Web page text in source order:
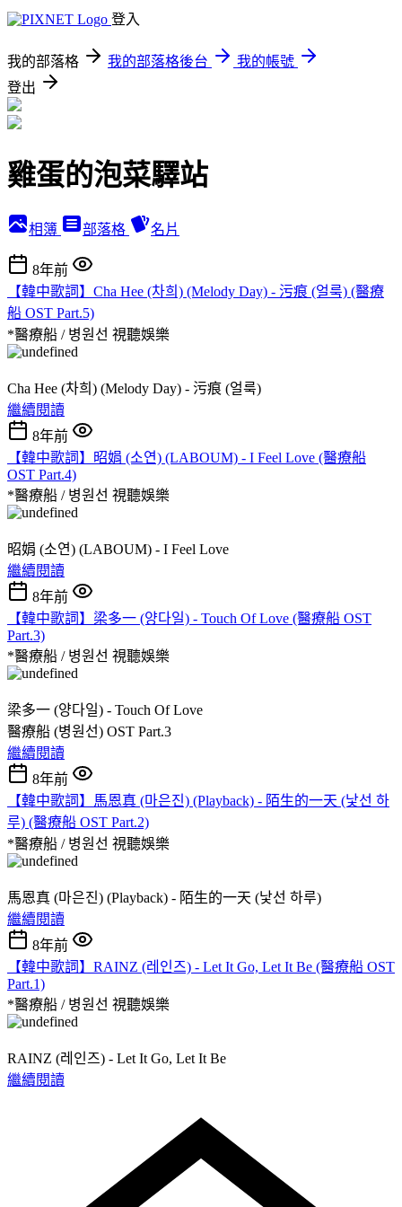
登入
我的部落格 我的部落格後台
我的帳號
登出
雞蛋的泡菜驛站
相簿 部落格 名片
8年前
【韓中歌詞】Cha Hee (차희) (Melody Day) - 污痕 (얼룩) (醫療
船 OST Part.5)
*醫療船 / 병원선 視聽娛樂
Cha Hee (차희) (Melody Day) - 污痕 (얼룩)
繼續閱讀
8年前
【韓中歌詞】昭娟 (소연) (LABOUM) - I Feel Love (醫療船
OST Part.4)
*醫療船 / 병원선 視聽娛樂
昭娟 (소연) (LABOUM) - I Feel Love
繼續閱讀
8年前
【韓中歌詞】梁多一 (양다일) - Touch Of Love (醫療船 OST
Part.3)
*醫療船 / 병원선 視聽娛樂
梁多一 (양다일) - Touch Of Love
醫療船 (병원선) OST Part.3
繼續閱讀
8年前
【韓中歌詞】馬恩真 (마은진) (Playback) - 陌生的一天 (낯선 하
루) (醫療船 OST Part.2)
*醫療船 / 병원선 視聽娛樂
馬恩真 (마은진) (Playback) - 陌生的一天 (낯선 하루)
繼續閱讀
8年前
【韓中歌詞】RAINZ (레인즈) - Let It Go, Let It Be (醫療船 OST
Part.1)
*醫療船 / 병원선 視聽娛樂
RAINZ (레인즈) - Let It Go, Let It Be
繼續閱讀